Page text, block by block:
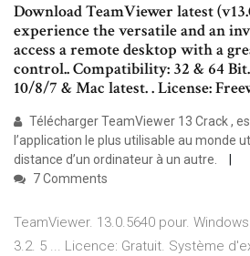
Download TeamViewer latest
experience the versatile and an
access a remote desktop with a
control.. Compatibility: 32 & 64
10/8/7 & Mac latest. . License:
Télécharger TeamViewer 13 Crack ,
l’application le plus utilisable au monde
distance d’un ordinateur à un autre.
7 Comments
TeamViewer. 13.0.5640 pour.
3.2. 5 ... Licence: Gratuit. Système